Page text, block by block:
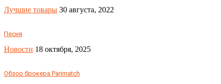
Лучшие товары 30 августа, 2022
Песня
Новости 18 октября, 2025
Обзор брокера Parimatch